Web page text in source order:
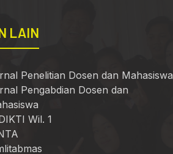
LAIN
Penelitian Dosen dan Mahasiswa
Pengabdian Dosen dan
Wil. 1